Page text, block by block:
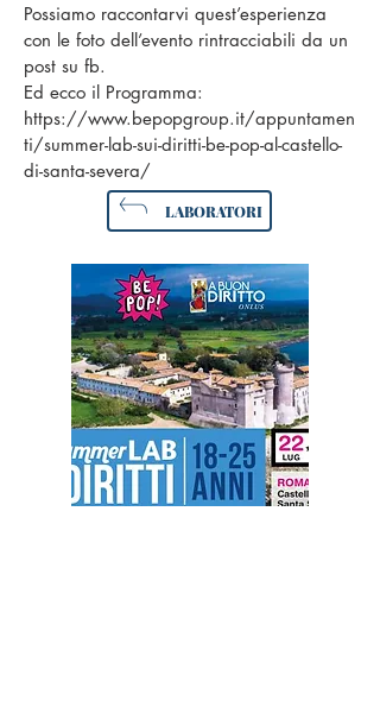
Possiamo raccontarvi quest’esperienza
con le foto dell’evento rintracciabili da un
post su fb.
Ed ecco il Programma:
https://www.bepopgroup.it/appuntamen
ti/summer-lab-sui-diritti-be-pop-al-castello-
di-santa-severa/
LABORATORI